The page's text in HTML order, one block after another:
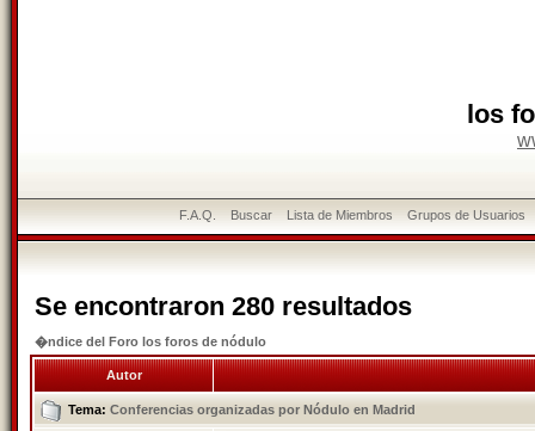
los
F.A.Q. Buscar Lista de Miembros Grupos de Usuarios
Se encontraron 280 resultados
�ndice del Foro los foros de nódulo
Autor
Tema: Conferencias organizadas por Nódulo en Madrid